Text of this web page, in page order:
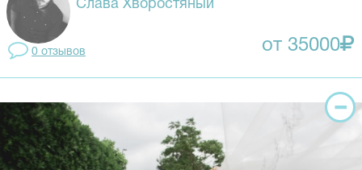
Слава Хворостяный
0 отзывов от 35000